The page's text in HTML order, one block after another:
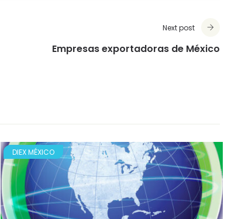
Next post
Empresas exportadoras de México
DIEX MÉXICO